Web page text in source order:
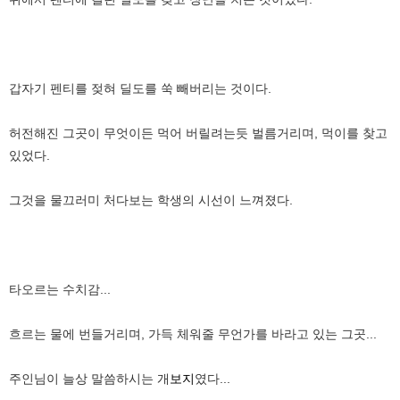
갑자기 펜티를 젖혀 딜도를 쑥 빼버리는 것이다.
허전해진 그곳이 무엇이든 먹어 버릴려는듯 벌름거리며, 먹이를 찾고
있었다.
그것을 물끄러미 처다보는 학생의 시선이 느껴졌다.
타오르는 수치감...
흐르는 물에 번들거리며, 가득 체워줄 무언가를 바라고 있는 그곳...
주인님이 늘상 말씀하시는 개 보지였다...